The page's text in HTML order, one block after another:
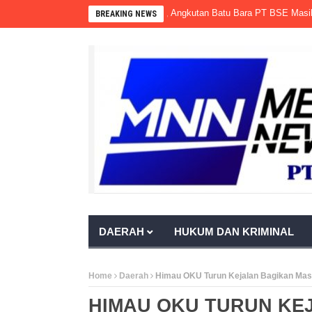
BREAKING NEWS
Sumsel Seolah Tak Bertaring, Angkutan Batu Bara PT BSE Masih
DAERAH HUKUM DAN KRIMINAL
Home Daerah Himau OKU Turun Kejalan Bagikan
HIMAU OKU TURUN